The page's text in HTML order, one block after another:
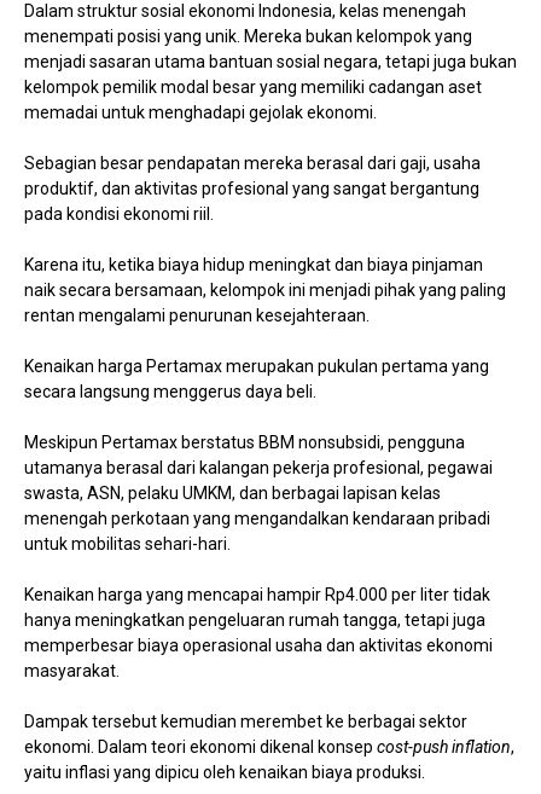
Dalam struktur sosial ekonomi Indonesia, kelas menengah
menempati posisi yang unik. Mereka bukan kelompok yang
menjadi sasaran utama bantuan sosial negara, tetapi juga bukan
kelompok pemilik modal besar yang memiliki cadangan aset
memadai untuk menghadapi gejolak ekonomi.
Sebagian besar pendapatan mereka berasal dari gaji, usaha
produktif, dan aktivitas profesional yang sangat bergantung
pada kondisi ekonomi riil.
Karena itu, ketika biaya hidup meningkat dan biaya pinjaman
naik secara bersamaan, kelompok ini menjadi pihak yang paling
rentan mengalami penurunan kesejahteraan.
Kenaikan harga Pertamax merupakan pukulan pertama yang
secara langsung menggerus daya beli.
Meskipun Pertamax berstatus BBM nonsubsidi, pengguna
utamanya berasal dari kalangan pekerja profesional, pegawai
swasta, ASN, pelaku UMKM, dan berbagai lapisan kelas
menengah perkotaan yang mengandalkan kendaraan pribadi
untuk mobilitas sehari-hari.
Kenaikan harga yang mencapai hampir Rp4.000 per liter tidak
hanya meningkatkan pengeluaran rumah tangga, tetapi juga
memperbesar biaya operasional usaha dan aktivitas ekonomi
masyarakat.
Dampak tersebut kemudian merembet ke berbagai sektor
ekonomi. Dalam teori ekonomi dikenal konsep cost-push inflation,
yaitu inflasi yang dipicu oleh kenaikan biaya produksi.